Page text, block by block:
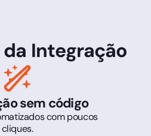
Integração
sem código
com poucos
cliques.